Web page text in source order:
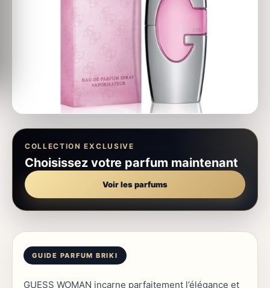
COLLECTION EXCLUSIVE
Choisissez votre parfum maintenant
Voir les parfums
GUESS WOMAN incarne parfaitement l’élégance et